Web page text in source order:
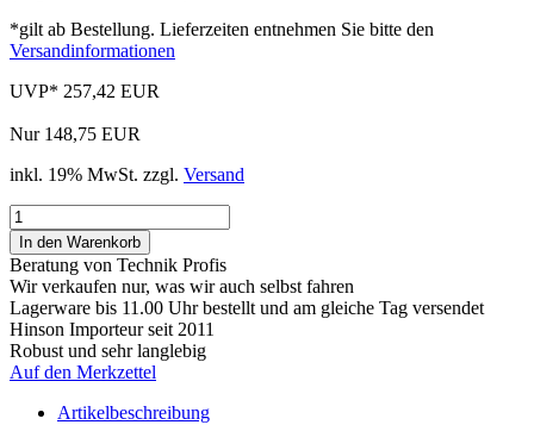
*gilt ab Bestellung. Lieferzeiten entnehmen Sie bitte den
Versandinformationen
UVP* 257,42 EUR
Nur 148,75 EUR
inkl. 19% MwSt. zzgl. Versand
Beratung von Technik Profis
Wir verkaufen nur, was wir auch selbst fahren
Lagerware bis 11.00 Uhr bestellt und am gleiche Tag versendet
Hinson Importeur seit 2011
Robust und sehr langlebig
Auf den Merkzettel
Artikelbeschreibung